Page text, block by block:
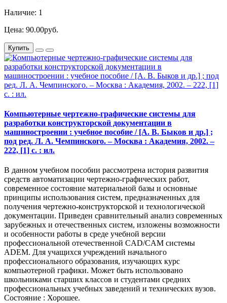
Наличие: 1
Цена: 90.00руб.
Купить
Компьютерные чертежно-графические системы для
разработки конструкторской документации в
машиностроении : учебное пособие / [А. В. Быков и др.] ;
под ред. Л. А. Чемпинского. – Москва : Академия, 2002. –
222, [1] с. : ил.
В данном учебном пособии рассмотрена история развития
средств автоматизации чертежно-графических работ,
современное состояние материальной базы и основные
принципы использования систем, предназначенных для
получения чертежно-конструкторской и технологической
документации. Приведен сравнительный анализ современных
зарубежных и отечественных систем, изложены возможности
и особенности работы в среде учебной версии
профессиональной отечественной CAD/CAM системы
ADEM. Для учащихся учреждений начального
профессионального образования, изучающих курс
компьютерной графики. Может быть использовано
школьниками старших классов и студентами средних
профессиональных учебных заведений и технических вузов.
Состояние : Хорошее.